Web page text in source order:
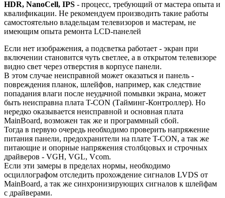
HDR, NanoCell, IPS - процесс, требующий от мастера опыта и
квалификации. Не рекомендуем производить такие работы
самостоятельно владельцам телевизоров и мастерам, не
имеющим опыта ремонта LCD-панелей
Если нет изображения, а подсветка работает - экран при
включении становится чуть светлее, а в открытом телевизоре
видно свет через отверстия в корпусе панели.
В этом случае неисправной может оказаться и панель -
повреждения планок, шлейфов, например, как следствие
попадания влаги после неудачной помывки экрана, может
быть неисправна плата T-CON (Тайминг-Контроллер). Но
нередко оказывается неисправной и основная плата
MainBoard, возможен так же и программный сбой.
Тогда в первую очередь необходимо проверить напряжение
питания панели, предохранители на плате T-CON, а так же
питающие и опорные напряжения столбцовых и строчных
драйверов - VGH, VGL, Vcom.
Если эти замеры в пределах нормы, необходимо
осциллографом отследить прохождение сигналов LVDS от
MainBoard, а так же синхронизирующих сигналов к шлейфам
с драйверами.